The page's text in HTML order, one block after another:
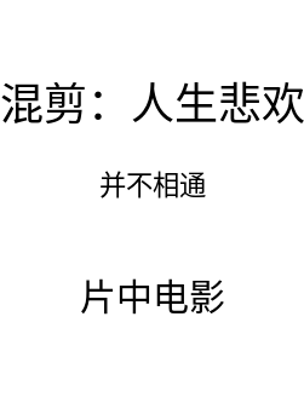
混剪：人生悲欢
并不相通
片中电影